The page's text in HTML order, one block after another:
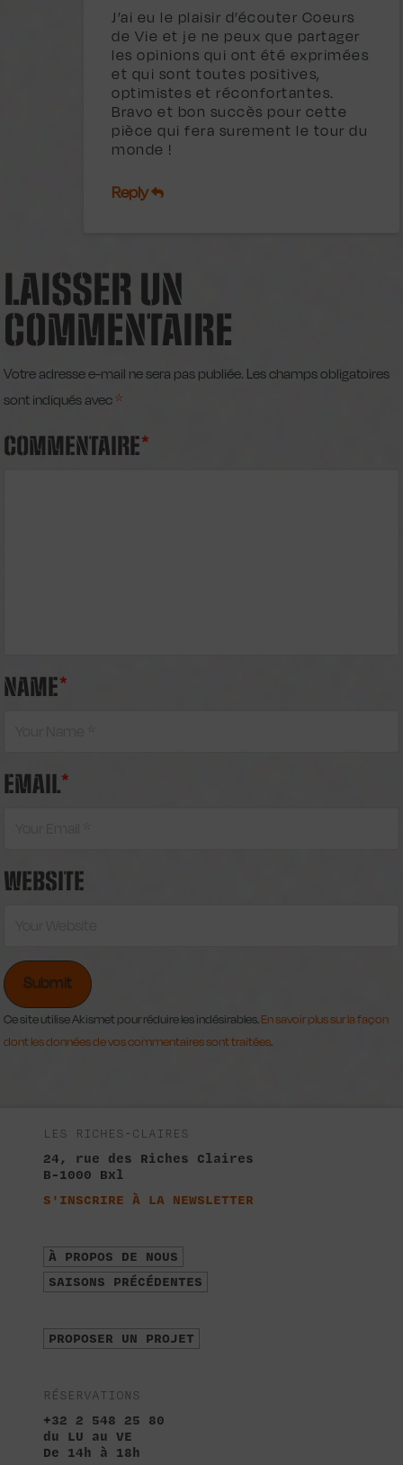
J’ai eu le plaisir d’écouter Coeurs
de Vie et je ne peux que partager
les opinions qui ont été exprimées
et qui sont toutes positives,
optimistes et réconfortantes.
Bravo et bon succès pour cette
pièce qui fera surement le tour du
monde !
Reply
LAISSER UN
COMMENTAIRE
Votre adresse e-mail ne sera pas publiée. Les champs obligatoires
sont indiqués avec*
COMMENTAIRE*
NAME*
EMAIL*
WEBSITE
Ce site utilise Akismet pour réduire les indésirables.En savoir plus sur la façon
dont les données de vos commentaires sont traitées.
LES RICHES-CLAIRES
24, rue des Riches Claires
B-1000 Bxl
S'INSCRIRE À LA NEWSLETTER
À PROPOS DE NOUS
SAISONS PRÉCÉDENTES
PROPOSER UN PROJET
RÉSERVATIONS
+32 2 548 25 80
du LU au VE
De 14h à 18h